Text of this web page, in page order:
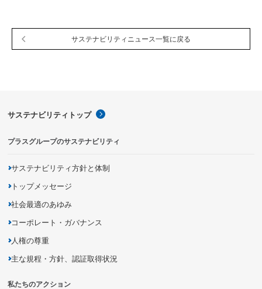
サステナビリティニュース一覧に戻る
サステナビリティトップ
プラスグループのサステナビリティ
サステナビリティ方針と体制
トップメッセージ
社会最適のあゆみ
コーポレート・ガバナンス
人権の尊重
主な規程・方針、認証取得状況
私たちのアクション